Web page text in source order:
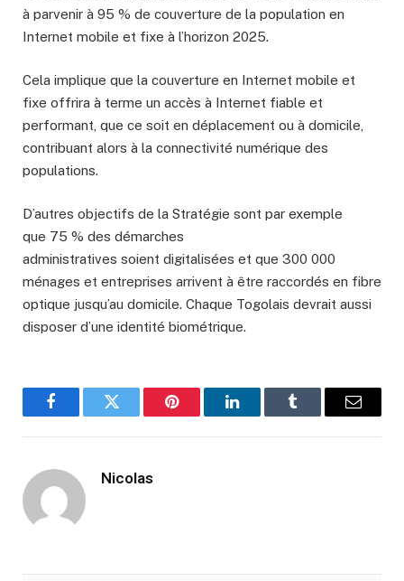
à parvenir à 95 % de couverture de la population en
Internet mobile et fixe à l’horizon 2025.
Cela implique que la couverture en Internet mobile et
fixe offrira à terme un accès à Internet fiable et
performant, que ce soit en déplacement ou à domicile,
contribuant alors à la connectivité numérique des
populations.
D’autres objectifs de la Stratégie sont par exemple
que 75 % des démarches
administratives soient digitalisées et que 300 000
ménages et entreprises arrivent à être raccordés en fibre
optique jusqu’au domicile. Chaque Togolais devrait aussi
disposer d’une identité biométrique.
FacebookTwitter Pinterest LinkedInTumblr Email
Nicolas